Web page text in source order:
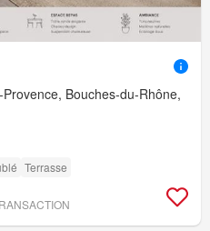
Bouches-du-Rhône,
Terrasse